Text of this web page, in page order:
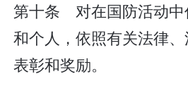
第十条 对在国防活动中
和个人，依照有关法律
表彰和奖励。